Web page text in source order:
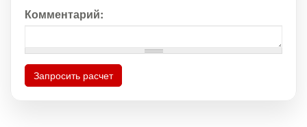
Комментарий:
Запросить расчет